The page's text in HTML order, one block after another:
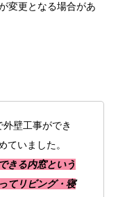
変更となる場合があ
壁工事ができ
ていました。
きる内窓という
てリビング・寝